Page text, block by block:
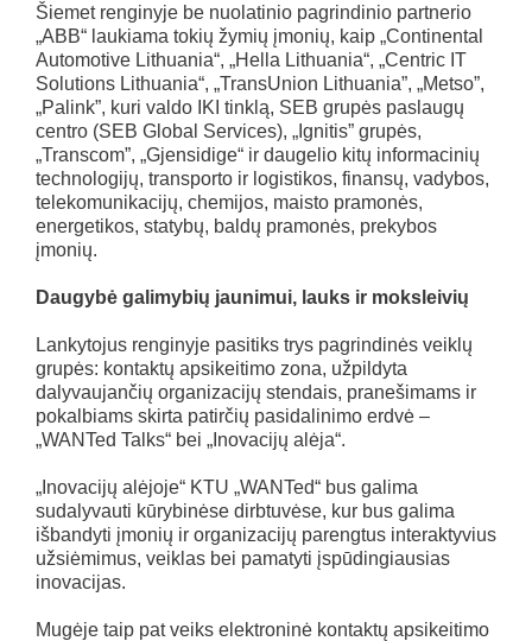
Šiemet renginyje be nuolatinio pagrindinio partnerio
„ABB“ laukiama tokių žymių įmonių, kaip „Continental
Automotive Lithuania“, „Hella Lithuania“, „Centric IT
Solutions Lithuania“, „TransUnion Lithuania”, „Metso”,
„Palink”, kuri valdo IKI tinklą, SEB grupės paslaugų
centro (SEB Global Services), „Ignitis” grupės,
„Transcom”, „Gjensidige“ ir daugelio kitų informacinių
technologijų, transporto ir logistikos, finansų, vadybos,
telekomunikacijų, chemijos, maisto pramonės,
energetikos, statybų, baldų pramonės, prekybos
įmonių.
Daugybė galimybių jaunimui, lauks ir moksleivių
Lankytojus renginyje pasitiks trys pagrindinės veiklų
grupės: kontaktų apsikeitimo zona, užpildyta
dalyvaujančių organizacijų stendais, pranešimams ir
pokalbiams skirta patirčių pasidalinimo erdvė –
„WANTed Talks“ bei „Inovacijų alėja“.
„Inovacijų alėjoje“ KTU „WANTed“ bus galima
sudalyvauti kūrybinėse dirbtuvėse, kur bus galima
išbandyti įmonių ir organizacijų parengtus interaktyvius
užsiėmimus, veiklas bei pamatyti įspūdingiausias
inovacijas.
Mugėje taip pat veiks elektroninė kontaktų apsikeitimo